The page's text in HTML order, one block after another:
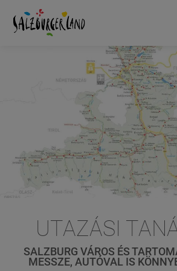
A tartalomhozAccesskey
[0]
A navigációhozAccesskey
[1]
Az oldal tetejéreAccesskey
[2]
A lábléchezAccesskey
[3]
UTAZÁSI
SALZBURG VÁROS ÉS
MESSZE, AUTÓVAL IS